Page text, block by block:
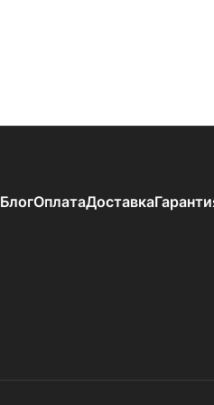
БлогОплатаДоставка